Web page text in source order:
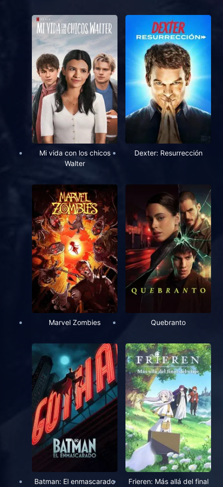
Mi vida con los chicos
Walter
Dexter: Resurrección
Marvel Zombies Quebranto
Batman: El enmascarado
Frieren: Más allá del final